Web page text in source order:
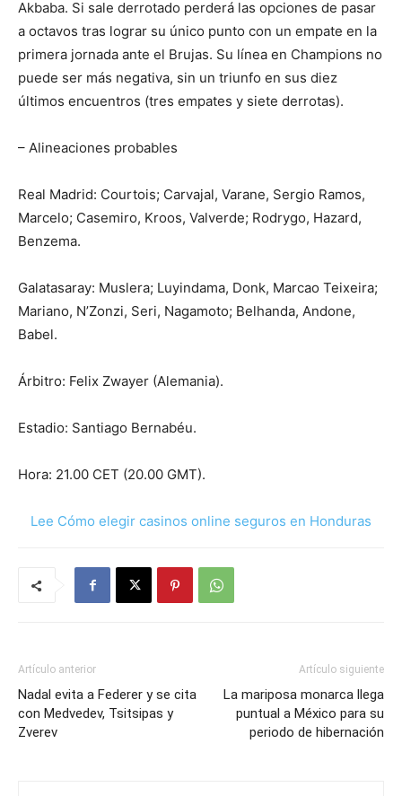
Akbaba. Si sale derrotado perderá las opciones de pasar
a octavos tras lograr su único punto con un empate en la
primera jornada ante el Brujas. Su línea en Champions no
puede ser más negativa, sin un triunfo en sus diez
últimos encuentros (tres empates y siete derrotas).
– Alineaciones probables
Real Madrid: Courtois; Carvajal, Varane, Sergio Ramos,
Marcelo; Casemiro, Kroos, Valverde; Rodrygo, Hazard,
Benzema.
Galatasaray: Muslera; Luyindama, Donk, Marcao Teixeira;
Mariano, N’Zonzi, Seri, Nagamoto; Belhanda, Andone,
Babel.
Árbitro: Felix Zwayer (Alemania).
Estadio: Santiago Bernabéu.
Hora: 21.00 CET (20.00 GMT).
Lee Cómo elegir casinos online seguros en Honduras
Artículo anterior
Nadal evita a Federer y se cita
con Medvedev, Tsitsipas y
Zverev
Artículo siguiente
La mariposa monarca llega
puntual a México para su
periodo de hibernación